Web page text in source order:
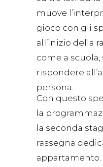
muove
gioco con gli
all’inizio della
come a
rispondere
persona.
Con questo
la
la seconda
rassegna
appartamento.